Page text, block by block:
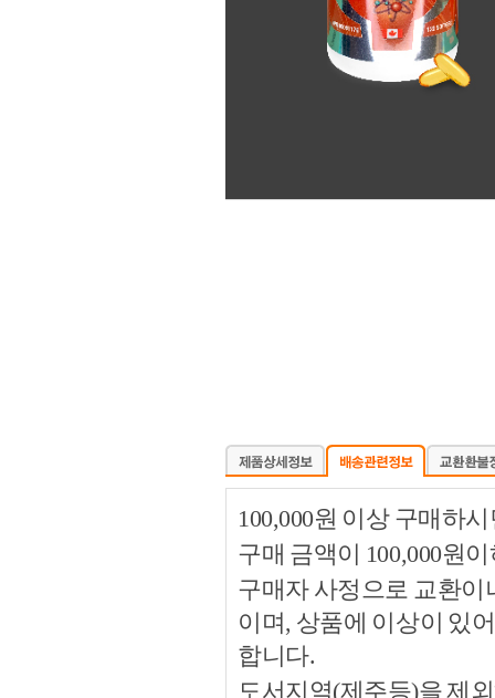
100,000원 이상 구매하
구매 금액이 100,000원
구매자 사정으로 교환이
이며, 상품에 이상이 있
합니다.
도서지역(제주등)을 제